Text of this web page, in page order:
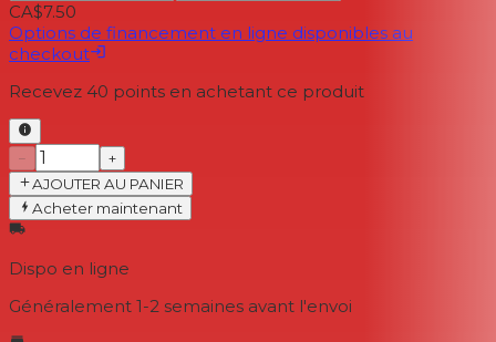
CA$7.50
Options de financement en ligne disponibles au
checkout
Recevez 40 points en achetant ce produit
−
+
AJOUTER AU PANIER
Acheter maintenant
Dispo en ligne
Généralement 1-2 semaines avant l'envoi